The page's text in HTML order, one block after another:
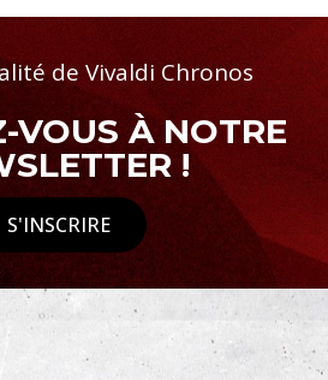
de Vivaldi Chronos
VOUS À NOTRE
!
S'INSCRIRE